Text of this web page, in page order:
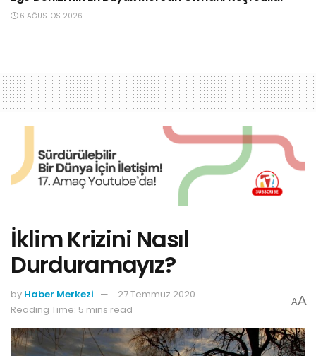
6 AĞUSTOS 2026
İklim Krizini Nasıl
Durduramayız?
by Haber Merkezi
27 Temmuz 2020
Reading Time: 5 mins read
AA